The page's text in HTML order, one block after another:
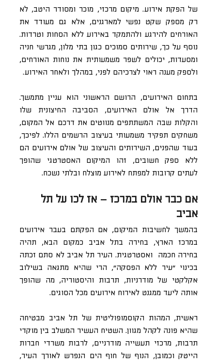
של הפקת אירוע. מיקום מרכזי, מוכר ומסודר היטב, לא
רק מספק שקט נפשי למארגנים, אלא גם מעודד את
האורחים להירגע ולהתמקד באירוע ללא הסחות וטרדות.
נוסף על כך, שירותים סמוכים כגון בתי מלון, מגרשי חניה
ומסעדות, יכולים לשפר משמעותית את נוחות האורחים,
ולספק מענה ראוי לצרכיהם לפני, במהלך ולאחר האירוע.
בתחום האירועים, הרושם הראשוני הוא עניין מתמשך.
הדרך אל אולם האירועים, הסביבה החיצונית שלו
והקלות שבה המשתתפים מנווטים את דרכם אל המקום,
משחקים תפקיד משמעותי בעיצוב הרשמים הללו. לפיכך,
בעוד שהפנים, השירותים והעיצוב של אולם אירועים הם
ללא ספק חשובים, זהו המיקום האסטרטגי שהופך
לעתים קרובות למפתח לאירוע מוצלח ובלתי נשכח.
אם כבר אולם במרכז – אז לכו על תל
אביב
בהמשך לחשיבות המיקום, אם הפקתם בעבר אירועים
במרכז הארץ, בחירה בתל אביב כמקום הבא, תהיה
בחירה חכמה ואסטרטגית. העיר תל אביב לא סתם זכתה
בכינוי ״עיר ללא הפסקה”, הרי שהיא מתגאה בשילוב
אקלקטי של מודרניות, תרבות והיסטוריה, מה שהופך
אותה ליעד ממגנט לאירוח אירועים מכל הסוגים.
ראשית, המהות הקוסמופוליטית של תל אביב מבטיחה
שהיא פונה לקהל מגוון. השטיח העשיר המשלב בין מוקדי
תרבות, מרכזי תעשייה מודרניים, לרבות משרדי חברות
הייטק וכמובן, הנוף של חוף הים הנפרש לאורך העיר,